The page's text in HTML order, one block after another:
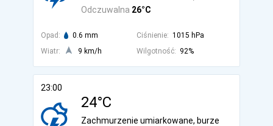
Odczuwalna 26°C
Opad: 0.6 mm Ciśnienie: 1015 hPa
Wiatr:
9 km/h Wilgotność: 92%
23:00
24°C
Zachmurzenie umiarkowane, burze